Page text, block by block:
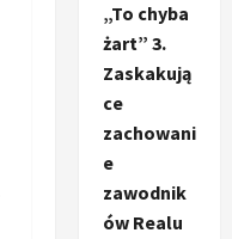
„To chyba
żart” 3.
Zaskakują
ce
zachowani
e
zawodnik
ów Realu